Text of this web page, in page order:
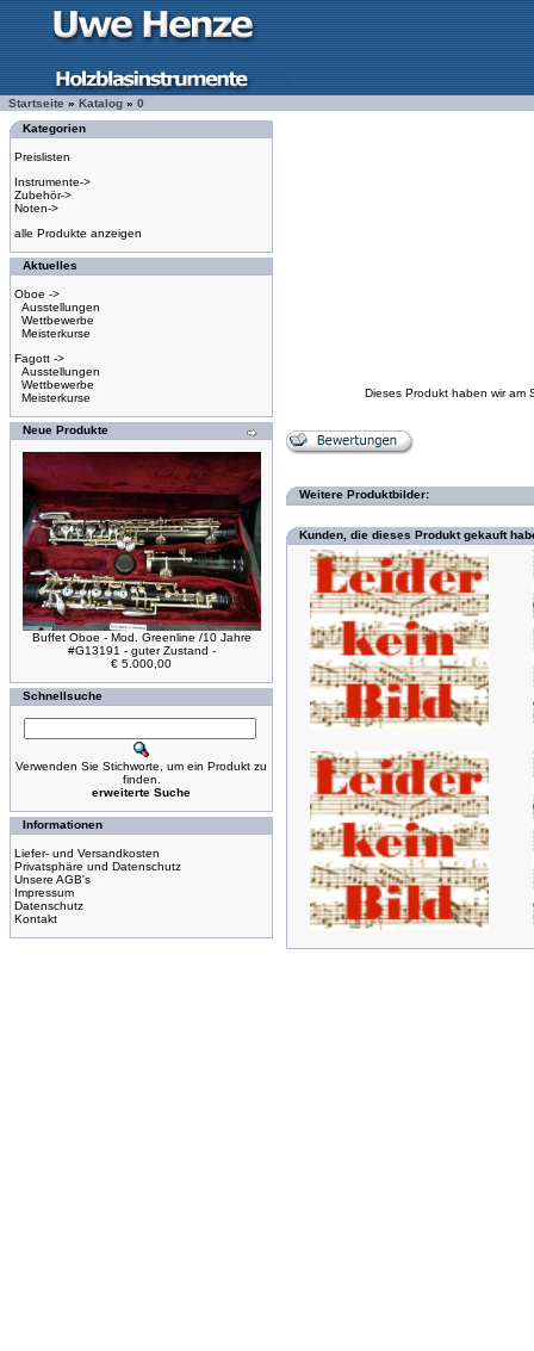
Startseite » Katalog » 0
Kategorien
Preislisten
Instrumente->
Zubehör->
Noten->
alle Produkte anzeigen
Aktuelles
Oboe ->
Ausstellungen
Wettbewerbe
Meisterkurse
Fagott ->
Ausstellungen
Wettbewerbe
Meisterkurse
Neue Produkte
Buffet Oboe - Mod. Greenline /10 Jahre
#G13191 - guter Zustand -
€ 5.000,00
Schnellsuche
Verwenden Sie Stichworte, um ein Produkt zu
finden.
erweiterte Suche
Informationen
Liefer- und Versandkosten
Privatsphäre und Datenschutz
Unsere AGB's
Impressum
Datenschutz
Kontakt
Dieses Produkt haben wir am
Weitere Produktbilder:
Kunden, die dieses Produkt gekauft